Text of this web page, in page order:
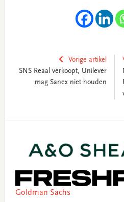
Vorige artikel
SNS Reaal verkoopt, Unilever
mag Sanex niet houden
Goldman Sachs